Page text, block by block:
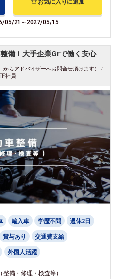
お気に入りに追加
05/21～2027/05/15
備！大手企業Grで働く安心
からアドバイザーへお問合せ頂けます） /
社員
輸入車 学歴不問 週休2日
賞与あり 交通費支給
外国人活躍
整備・修理・検査等）